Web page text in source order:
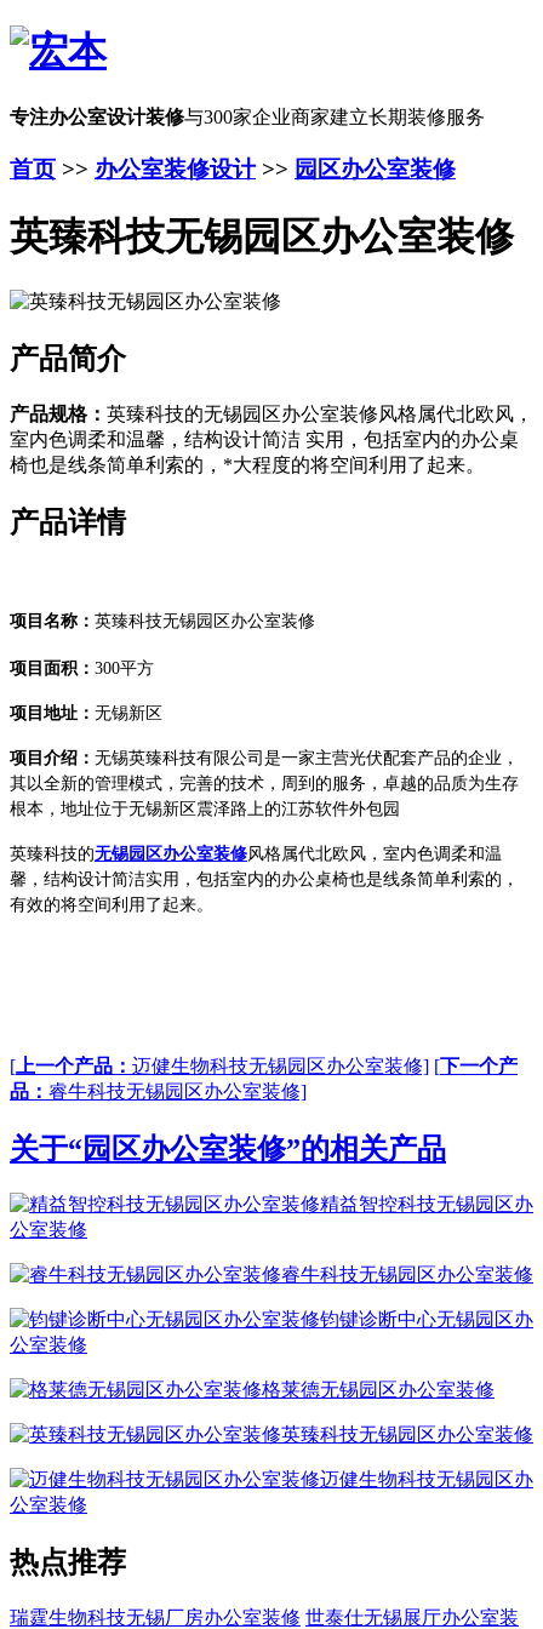
专注办公室设计装修与300家企业商家建立长期装修服务
首页 >> 办公室装修设计>> 园区办公室装修
英臻科技无锡园区办公室装修
产品简介
产品规格： 英臻科技的无锡园区办公室装修风格属代北欧风，
室内色调柔和温馨，结构设计简洁 实用，包括室内的办公桌
椅也是线条简单利索的，*大程度的将空间利用了起来。
产品详情
项目名称： 英臻科技无锡园区 办公室装修
项目面积： 300平方
项目地址： 无锡新区
项目介绍： 无锡英臻科技有限公司是一家主营光伏配套产品的企业，
其以全新的管理模式，完善的技术，周到的服务，卓越的品质为生存
根本，地址位于无锡新区震泽路上的江苏软件外包园
英臻科技的无锡园区办公室装修风格属代北欧风 ， 室内色调柔和温
馨，结构设计简洁实用，包括室内的办公桌椅也是线条简单利索的，
有效的将空间利用了起来。
[ 上一个产品： 迈健生物科技无锡园区办公室装修] [下一个产
品： 睿牛科技无锡园区办公室装修]
关于“园区办公室装修”的相关产品
精益智控科技无锡园区办
公室装修
睿牛科技无锡园区办公室装修
钧键诊断中心无锡园区办
公室装修
格莱德无锡园区办公室装修
英臻科技无锡园区办公室装修
迈健生物科技无锡园区办
公室装修
热点推荐
瑞霆生物科技无锡厂房办公室装修 世泰仕无锡展厅办公室装